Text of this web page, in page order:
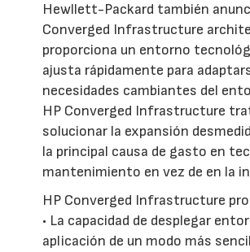
Hewllett-Packard también
Converged Infrastructure
proporciona un entorno
ajusta rápidamente para
necesidades cambiantes del
HP Converged Infrastructure
solucionar la expansión
la principal causa de gasto en
mantenimiento en vez de en la
HP Converged Infrastructure
• La capacidad de desplegar
aplicación de un modo más